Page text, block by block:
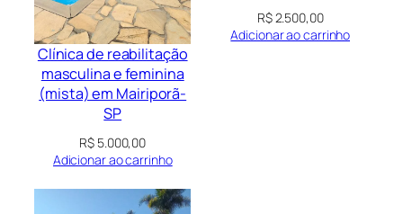
Clínica de reabilitação
masculina e feminina
(mista) em Mairiporã-
SP
R$ 5.000,00
Adicionar ao carrinho
R$2.500,00
Adicionar ao carrinho